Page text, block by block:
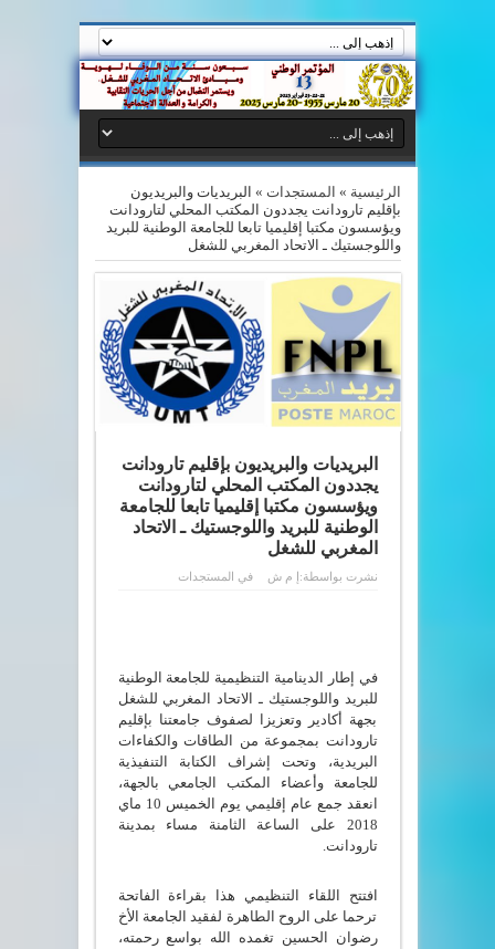
الرئيسية » المستجدات » البريديات والبريديون
بإقليم تارودانت يجددون المكتب المحلي لتارودانت
ويؤسسون مكتبا إقليميا تابعا للجامعة الوطنية للبريد
واللوجستيك ـ الاتحاد المغربي للشغل
البريديات والبريديون بإقليم تارودانت
يجددون المكتب المحلي لتارودانت
ويؤسسون مكتبا إقليميا تابعا للجامعة
الوطنية للبريد واللوجستيك ـ الاتحاد
المغربي للشغل
نشرت بواسطة:إ م ش في المستجدات
في إطار الدينامية التنظيمية للجامعة الوطنية
للبريد واللوجستيك ـ الاتحاد المغربي للشغل
بجهة أكادير وتعزيزا لصفوف جامعتنا بإقليم
تارودانت بمجموعة من الطاقات والكفاءات
البريدية، وتحت إشراف الكتابة التنفيذية
للجامعة وأعضاء المكتب الجامعي بالجهة،
انعقد جمع عام إقليمي يوم الخميس 10 ماي
2018 على الساعة الثامنة مساء بمدينة
تارودانت.
افتتح اللقاء التنظيمي هذا بقراءة الفاتحة
ترحما على الروح الطاهرة لفقيد الجامعة الأخ
رضوان الحسين تغمده الله بواسع رحمته،